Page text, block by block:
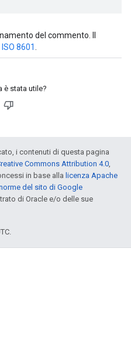
del commento. Il
ISO 8601
è stata utile?
i contenuti di questa pagina
Commons Attribution 4.0,
in base alla licenza Apache
del sito di Google
di Oracle e/o delle sue